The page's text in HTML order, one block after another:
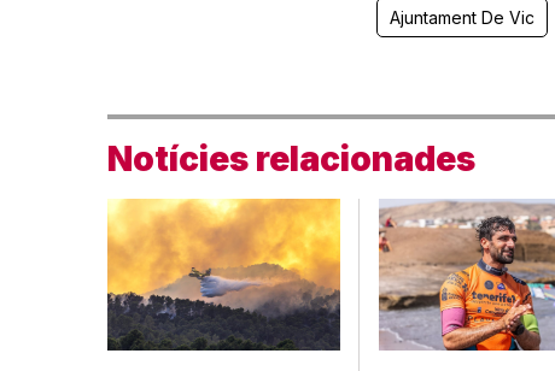
Ajuntament De Vic
Notícies relacionades